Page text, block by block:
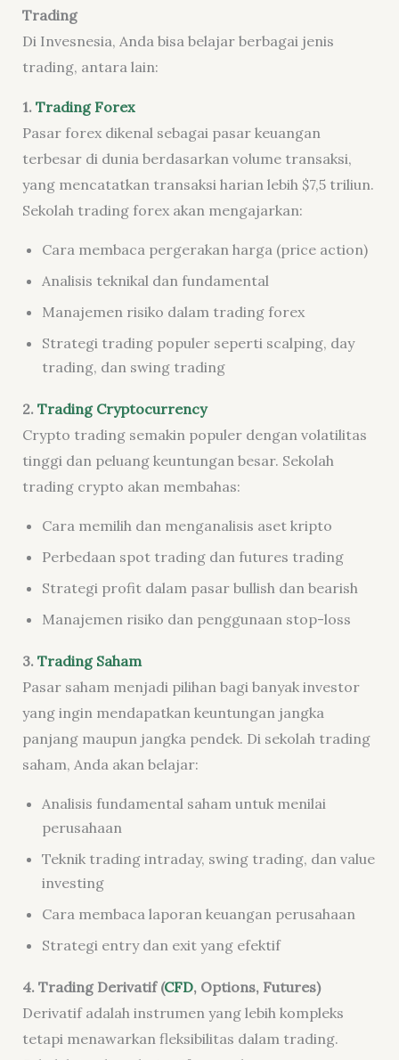
Trading
Di Invesnesia, Anda bisa belajar berbagai jenis
trading, antara lain:
1. Trading Forex
Pasar forex dikenal sebagai pasar keuangan
terbesar di dunia berdasarkan volume transaksi,
yang mencatatkan transaksi harian lebih $7,5 triliun.
Sekolah trading forex akan mengajarkan:
Cara membaca pergerakan harga (price action)
Analisis teknikal dan fundamental
Manajemen risiko dalam trading forex
Strategi trading populer seperti scalping, day
trading, dan swing trading
2. Trading Cryptocurrency
Crypto trading semakin populer dengan volatilitas
tinggi dan peluang keuntungan besar. Sekolah
trading crypto akan membahas:
Cara memilih dan menganalisis aset kripto
Perbedaan spot trading dan futures trading
Strategi profit dalam pasar bullish dan bearish
Manajemen risiko dan penggunaan stop-loss
3. Trading Saham
Pasar saham menjadi pilihan bagi banyak investor
yang ingin mendapatkan keuntungan jangka
panjang maupun jangka pendek. Di sekolah trading
saham, Anda akan belajar:
Analisis fundamental saham untuk menilai
perusahaan
Teknik trading intraday, swing trading, dan value
investing
Cara membaca laporan keuangan perusahaan
Strategi entry dan exit yang efektif
4. Trading Derivatif (CFD, Options, Futures)
Derivatif adalah instrumen yang lebih kompleks
tetapi menawarkan fleksibilitas dalam trading.